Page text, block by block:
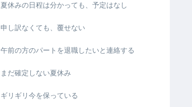
夏休みの日程は分かっても、予定はなし
申し訳なくても、覆せない
午前の方のパートを退職したいと連絡する
まだ確定しない夏休み
ギリギリ今を保っている